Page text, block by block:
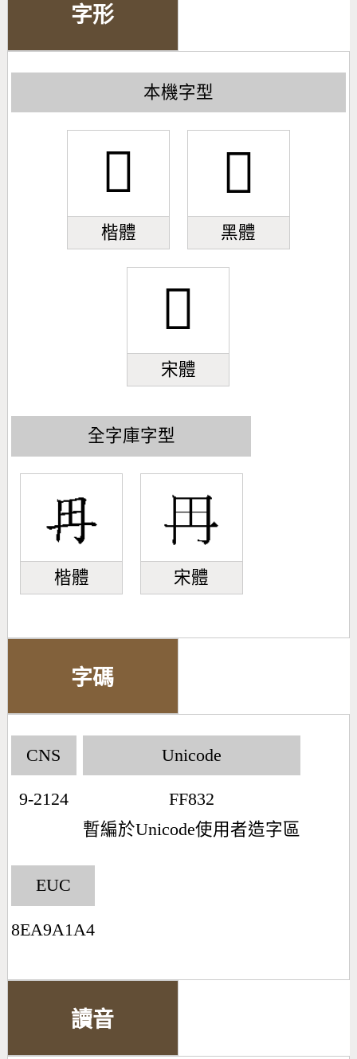
字形
本機字型
󿠲
楷體
󿠲
黑體
󿠲
宋體
全字庫字型
楷體 宋體
字碼
CNS
9-2124
Unicode
FF832
暫編於Unicode使用者造字區
EUC
8EA9A1A4
讀音